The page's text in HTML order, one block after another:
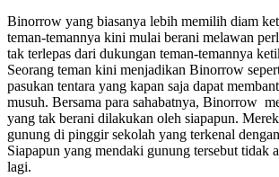
Binorrow yang biasanya lebih memilih diam
teman-temannya kini mulai berani melawan
tak terlepas dari dukungan teman-temannya
Seorang teman kini menjadikan Binorrow
pasukan tentara yang kapan saja dapat
musuh. Bersama para sahabatnya, Binorrow
yang tak berani dilakukan oleh siapapun.
gunung di pinggir sekolah yang terkenal
Siapapun yang mendaki gunung tersebut tidak
lagi.